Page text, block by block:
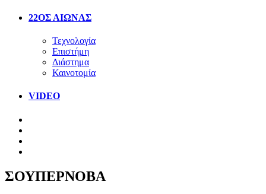
22ΟΣ ΑΙΩΝΑΣ
Τεχνολογία
Επιστήμη
Διάστημα
Καινοτομία
VIDEO
ΣΟΥΠΕΡΝΟΒΑ